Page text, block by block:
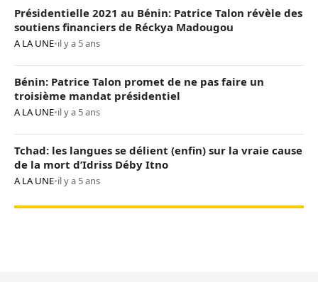
Présidentielle 2021 au Bénin: Patrice Talon révèle des
soutiens financiers de Réckya Madougou
A LA UNE•il y a 5 ans
Bénin: Patrice Talon promet de ne pas faire un
troisième mandat présidentiel
A LA UNE•il y a 5 ans
Tchad: les langues se délient (enfin) sur la vraie cause
de la mort d’Idriss Déby Itno
A LA UNE•il y a 5 ans